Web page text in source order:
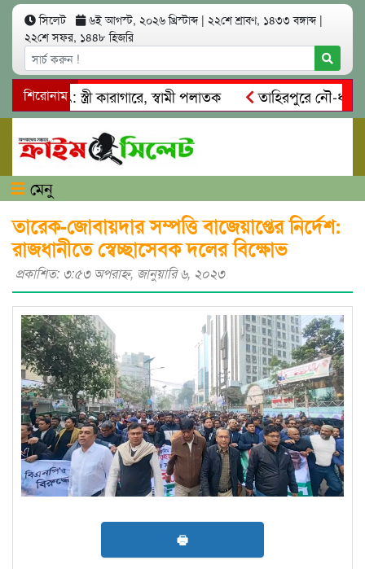
সিলেট ৬ই আগস্ট, ২০২৬ খ্রিস্টাব্দ | ২২শে শ্রাবণ, ১৪৩৩ বঙ্গাব্দ |
২২শে সফর, ১৪৪৮ হিজরি
শিরোনাম
স্ত্রী কারাগারে, স্বামী পলাতক
তাহিরপুরে নৌ-ধর্মঘট
মারধর
নগরীতে কোটি টাকার সম্পত্তি দখলের চেষ্টা:
মেনু
তারেক-জোবায়দার সম্পত্তি বাজেয়াপ্তের নির্দেশ:
রাজধানীতে স্বেচ্ছাসেবক দলের বিক্ষোভ
প্রকাশিত: ৩:৫৩ অপরাহ্ণ, জানুয়ারি ৬, ২০২৩
🖶